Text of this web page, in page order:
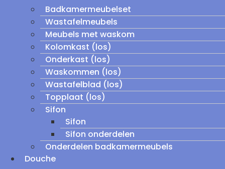
Badkamermeubelset
Wastafelmeubels
Meubels met waskom
Kolomkast (los)
Onderkast (los)
Waskommen (los)
Wastafelblad (los)
Topplaat (los)
Sifon
Sifon
Sifon onderdelen
Onderdelen badkamermeubels
Douche